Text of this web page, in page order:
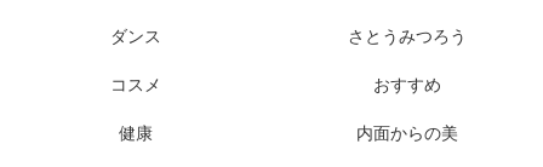
ダンス さとうみつろう
コスメ おすすめ
健康 内面からの美